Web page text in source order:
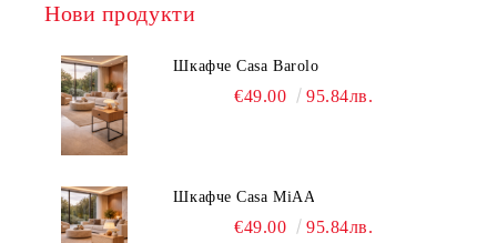
Нови продукти
Шкафче Casa Barolo
€49.00 95.84лв.
Шкафче Casa MiAA
€49.00 95.84лв.